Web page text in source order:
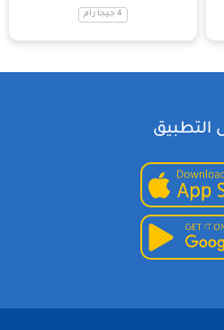
4 جيجا رام
التطبيق